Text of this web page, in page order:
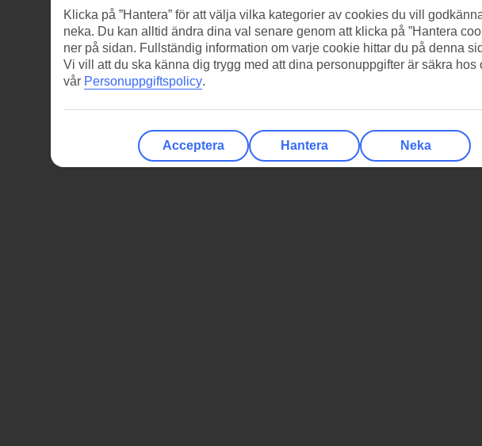
Klicka på ”Hantera” för att välja vilka kategorier av cookies du vill
neka. Du kan alltid ändra dina val senare genom att klicka på ”Hantera
ner på sidan. Fullständig information om varje cookie hittar du på denna
Vi vill att du ska känna dig trygg med att dina personuppgifter är säkra hos
vår Personuppgiftspolicy.
Acceptera Hantera Neka